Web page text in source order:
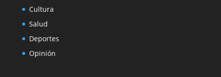
Cultura
Salud
Deportes
Opinión